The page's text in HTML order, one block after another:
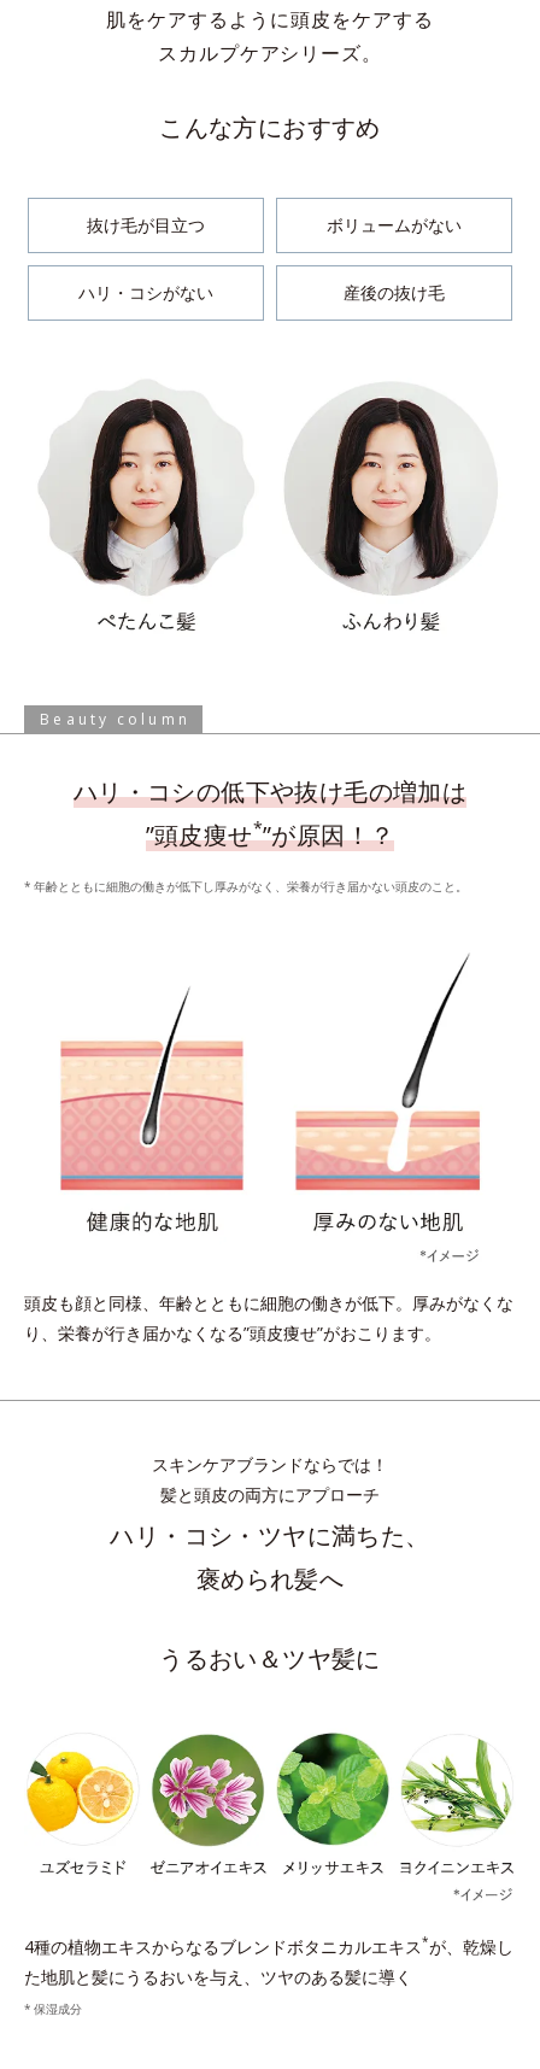
肌をケアするように頭皮をケアする
スカルプケアシリーズ。
こんな方におすすめ
抜け毛が目立つ ボリュームがない
ハリ・コシがない 産後の抜け毛
Beauty column
ハリ・コシの低下や抜け毛の増加は
”頭皮痩せ*”が原因！？
年齢とともに細胞の働きが低下し厚みがなく、栄養が行き届かない頭皮のこと。
頭皮も顔と同様、年齢とともに細胞の働きが低下。 厚みがなくな
り、栄養が行き届かなくなる”頭皮痩せ”がおこります。
スキンケアブランドならでは！
髪と頭皮の両方にアプローチ
ハリ・コシ・ツヤに満ちた、
褒められ髪へ
うるおい＆ツヤ髪に
4種の植物エキスからなるブレンドボタニカルエキス*が、乾燥し
た地肌と髪にうるおいを与え、ツヤのある髪に導く
保湿成分